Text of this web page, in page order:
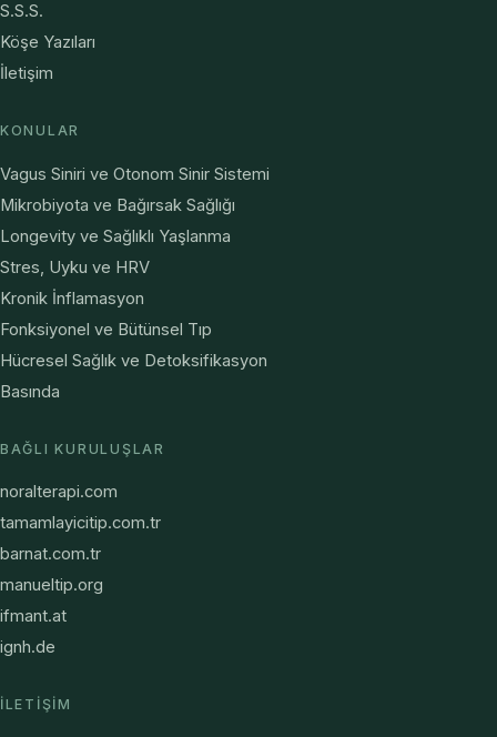
S.S.S.
Köşe Yazıları
İletişim
KONULAR
Vagus Siniri ve Otonom Sinir Sistemi
Mikrobiyota ve Bağırsak Sağlığı
Longevity ve Sağlıklı Yaşlanma
Stres, Uyku ve HRV
Kronik İnflamasyon
Fonksiyonel ve Bütünsel Tıp
Hücresel Sağlık ve Detoksifikasyon
Basında
BAĞLI KURULUŞLAR
noralterapi.com
tamamlayicitip.com.tr
barnat.com.tr
manueltip.org
ifmant.at
ignh.de
İLETIŞIM